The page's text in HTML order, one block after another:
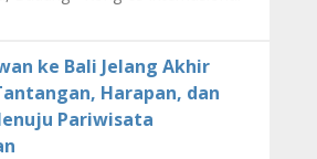
ke Bali Jelang Akhir
Harapan, dan
Pariwisata